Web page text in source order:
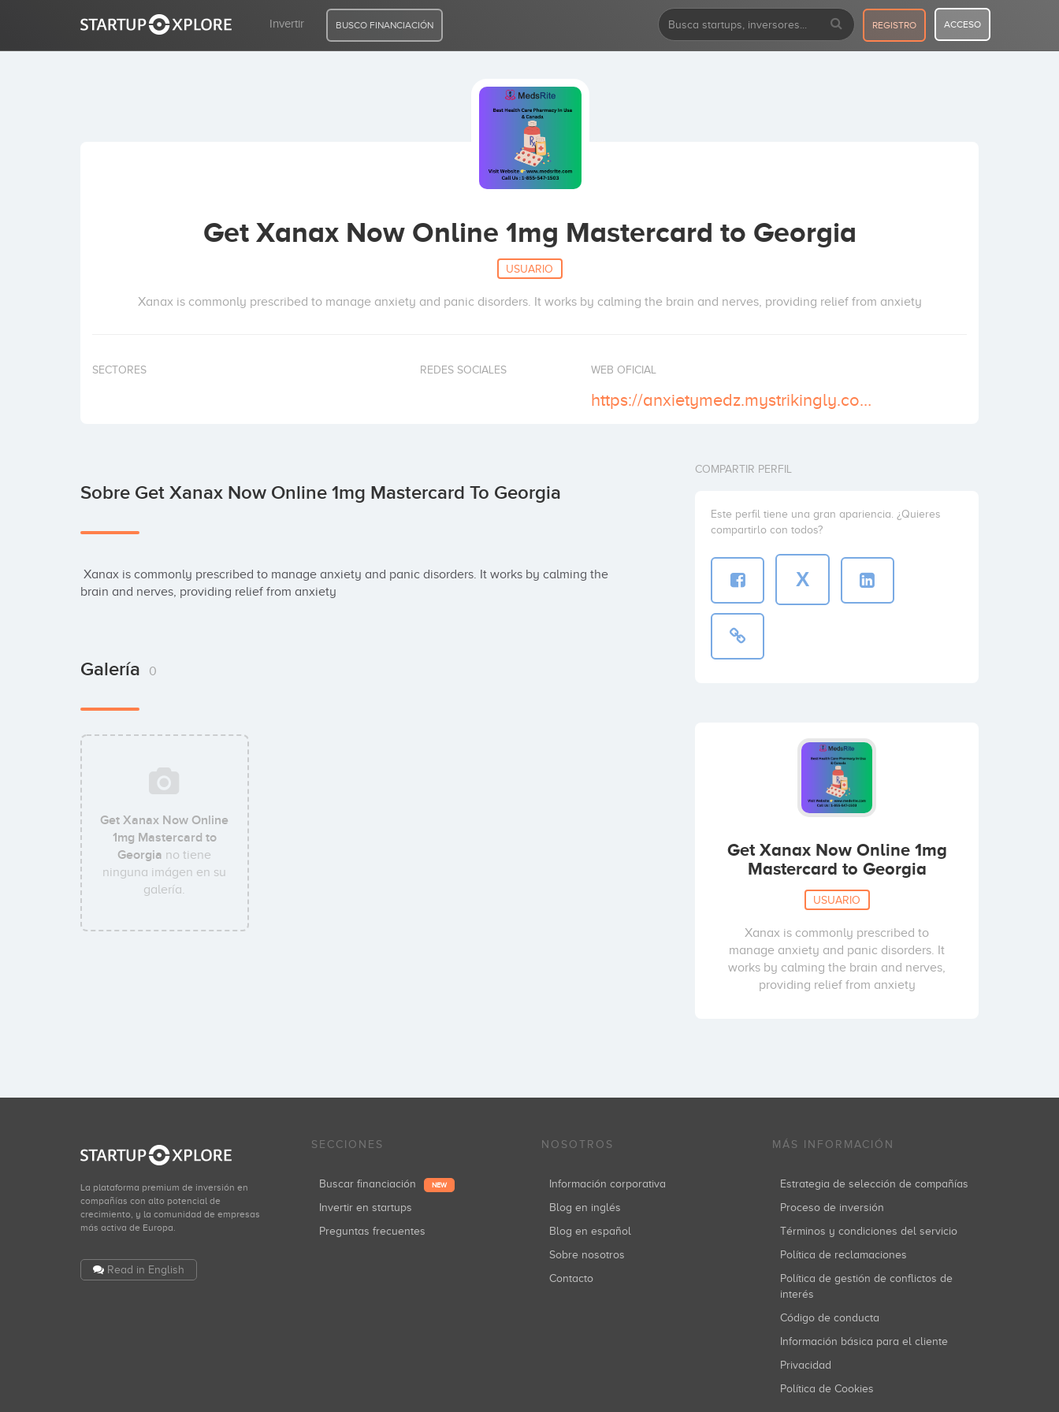
Invertir BUSCO FINANCIACIÓN REGISTRO ACCESO
Get Xanax Now Online 1mg Mastercard to Georgia
USUARIO
Xanax is commonly prescribed to manage anxiety and panic disorders. It works by calming the brain and nerves, providing relief from anxiety
SECTORES REDES SOCIALES WEB OFICIAL
https://anxietymedz.mystrikingly.com/
Sobre Get Xanax Now Online 1mg Mastercard To Georgia
brain and nerves, providing relief from anxiety
Galería 0
Get Xanax Now Online
1mg Mastercard to
Georgia no tiene
ninguna imágen en su
galería.
COMPARTIR PERFIL
Este perfil tiene una gran apariencia. ¿Quieres
compartirlo con todos?
X
Get Xanax Now Online 1mg
Mastercard to Georgia
USUARIO
Xanax is commonly prescribed to
manage anxiety and panic disorders. It
works by calming the brain and nerves,
providing relief from anxiety
La plataforma premium de inversión en
compañías con alto potencial de
crecimiento, y la comunidad de empresas
más activa de Europa.
Read in English
SECCIONES
Buscar financiación NEW
Invertir en startups
Preguntas frecuentes
NOSOTROS
Información corporativa
Blog en inglés
Blog en español
Sobre nosotros
Contacto
MÁS INFORMACIÓN
Estrategia de selección de compañías
Proceso de inversión
Términos y condiciones del servicio
Política de reclamaciones
Política de gestión de conflictos de
interés
Código de conducta
Información básica para el cliente
Privacidad
Política de Cookies